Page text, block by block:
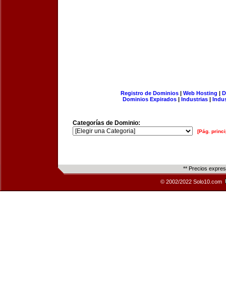
Registro de Dominios| Web Hosting |
Dominios Expirados | Industrias |
Categorías de Dominio:
[Pág.
** Precios
© 2002/2022 Solo10.com